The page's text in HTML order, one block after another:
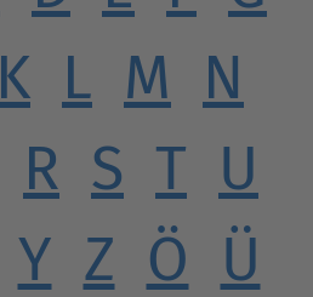
K L M N
R S T U
Y Z Ö Ü